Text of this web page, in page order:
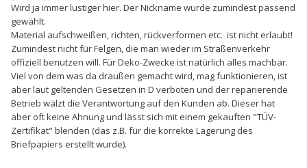
Wird ja immer lustiger hier. Der Nickname wurde zumindest passend
gewählt.
Material aufschweißen, richten, rückverformen etc. ist nicht erlaubt!
Zumindest nicht für Felgen, die man wieder im Straßenverkehr
offiziell benutzen will. Für Deko-Zwecke ist natürlich alles machbar.
Viel von dem was da draußen gemacht wird, mag funktionieren, ist
aber laut geltenden Gesetzen in D verboten und der reparierende
Betrieb wälzt die Verantwortung auf den Kunden ab. Dieser hat
aber oft keine Ahnung und lässt sich mit einem gekauften "TÜV-
Zertifikat" blenden (das z.B. für die korrekte Lagerung des
Briefpapiers erstellt wurde).